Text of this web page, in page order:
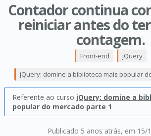
Contador continua
reiniciar antes do
contagem.
Publicado 5 anos atrás, em 15/
Front-end jQuery
jQuery: domine a biblioteca mais popular
Referente ao curso jQuery: domine a
popular do mercado parte 1